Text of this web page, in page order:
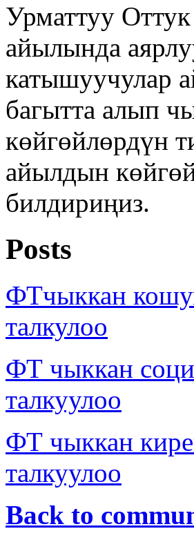
Урматтуу
айылында
катышуучулар
багытта алып
көйгөйлөрдүн
айылдын
билдириңиз.
Posts
ФТчыккан
талкулоо
ФТ чыккан
талкуулоо
ФТ чыккан
талкуулоо
Back to